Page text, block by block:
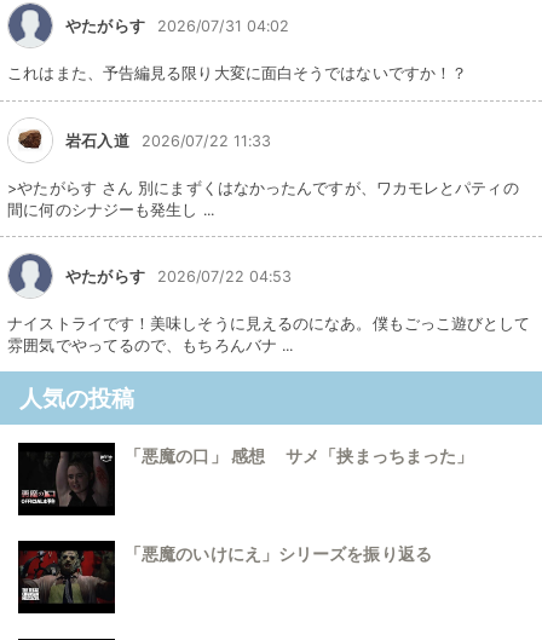
やたがらす 2026/07/31 04:02
これはまた、予告編見る限り大変に面白そうではないですか！？
岩石入道 2026/07/22 11:33
>やたがらす さん 別にまずくはなかったんですが、ワカモレとパティの
間に何のシナジーも発生し ...
やたがらす 2026/07/22 04:53
ナイストライです！美味しそうに見えるのになあ。僕もごっこ遊びとして
雰囲気でやってるので、もちろんバナ ...
人気の投稿
「悪魔の口」 感想 サメ「挟まっちまった」
「悪魔のいけにえ」シリーズを振り返る